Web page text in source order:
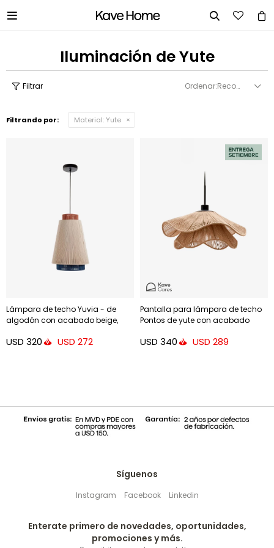
 
Iluminación de Yute
Recomendados
Filtrando por: Material:Yute
Lámpara de techo Yuvia - de
algodón con acabado beige,
USD 320 USD 272
Pantalla para lámpara de techo
Pontos de yute con acabado
USD 340 USD 289
Síguenos
Instagram Facebook Linkedin
Enterate primero de novedades, oportunidades,
promociones y más.